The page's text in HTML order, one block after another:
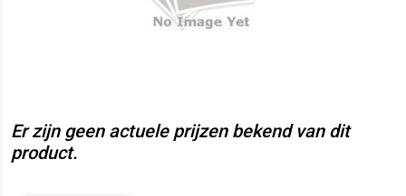
Er zijn geen actuele prijzen bekend van dit
product.